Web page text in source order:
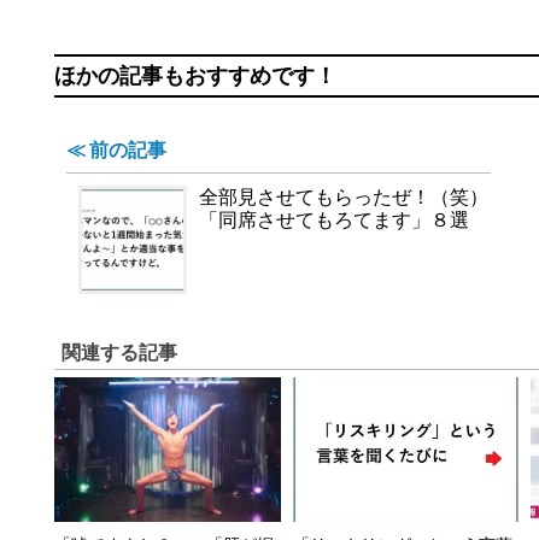
ほかの記事もおすすめです！
≪ 前の記事
全部見させてもらったぜ！（笑）
「同席させてもろてます」８選
関連する記事